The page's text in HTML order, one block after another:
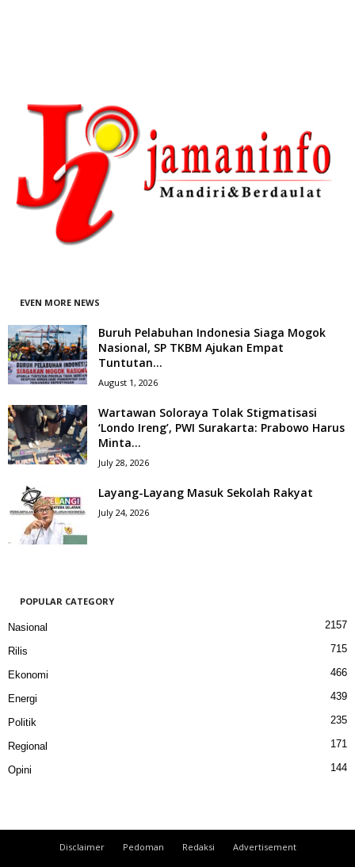
EVEN MORE NEWS
Buruh Pelabuhan Indonesia Siaga Mogok
Nasional, SP TKBM Ajukan Empat
Tuntutan...
August 1, 2026
Wartawan Soloraya Tolak Stigmatisasi
‘Londo Ireng’, PWI Surakarta: Prabowo Harus
Minta...
July 28, 2026
Layang-Layang Masuk Sekolah Rakyat
July 24, 2026
POPULAR CATEGORY
Nasional 2157
Rilis 715
Ekonomi 466
Energi 439
Politik 235
Regional 171
Opini 144
Disclaimer Pedoman Redaksi
Advertisement